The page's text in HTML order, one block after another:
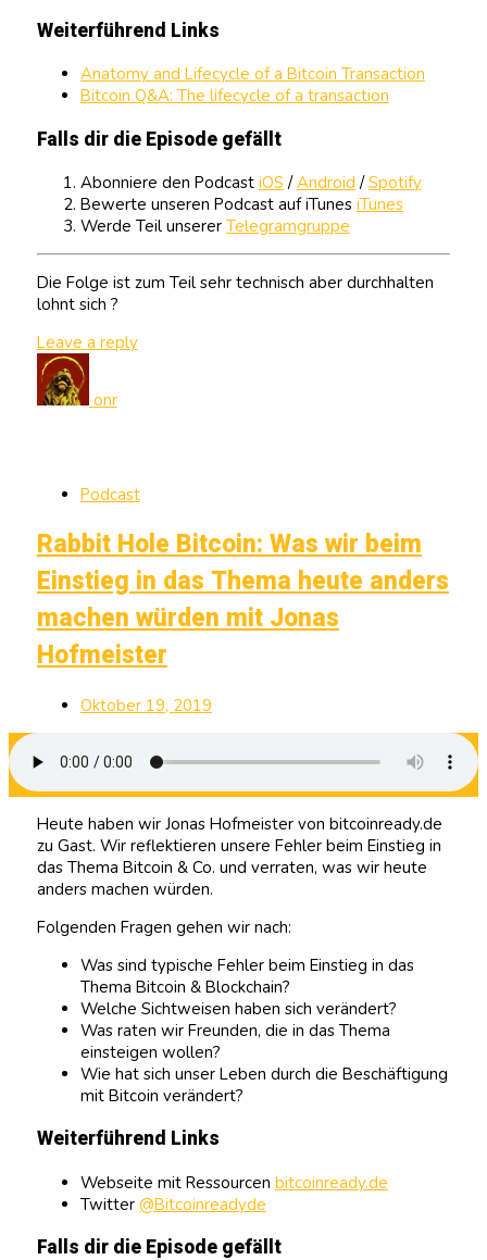
Weiterführend Links
Anatomy and Lifecycle of a Bitcoin Transaction
Bitcoin Q&A: The lifecycle of a transaction
Falls dir die Episode gefällt
Abonniere den Podcast iOS /Android /Spotify
Bewerte unseren Podcast auf iTunes iTunes
Werde Teil unserer Telegramgruppe
Die Folge ist zum Teil sehr technisch aber durchhalten
lohnt sich ?
Leave a reply
onr
Podcast
Rabbit Hole Bitcoin: Was wir beim
Einstieg in das Thema heute anders
machen würden mit Jonas
Hofmeister
Oktober 19, 2019
Heute haben wir Jonas Hofmeister von bitcoinready.de
zu Gast. Wir reflektieren unsere Fehler beim Einstieg in
das Thema Bitcoin & Co. und verraten, was wir heute
anders machen würden.
Folgenden Fragen gehen wir nach:
Was sind typische Fehler beim Einstieg in das
Thema Bitcoin & Blockchain?
Welche Sichtweisen haben sich verändert?
Was raten wir Freunden, die in das Thema
einsteigen wollen?
Wie hat sich unser Leben durch die Beschäftigung
mit Bitcoin verändert?
Weiterführend Links
Webseite mit Ressourcen bitcoinready.de
Twitter @Bitcoinreadyde
Falls dir die Episode gefällt